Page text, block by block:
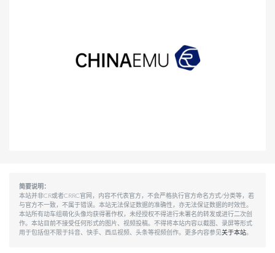
简要说明：
本站并非CR或者CRRC官网，内容不代表官方，不会严格执行官方命名方式/分类等，若
与官方不一致，不属于错误。本站无法保证数据的准确性，亦无法保证数据的时效性。
本站所有动车组萌化头像均获得著作权，未经授权不得进行未署名的转发或进行二次创
作。本站目前不接受任何形式的图片、视频投稿。不得将本站内容以截图、录屏等形式
用于包括但不限于抖音、快手、西瓜视频、头条等视频创作。更多内容参见关于本站。